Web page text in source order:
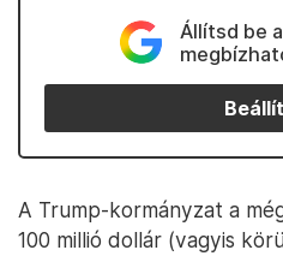
Állítsd be
A Trump-kormányzat a
100 millió dollár (vagyis